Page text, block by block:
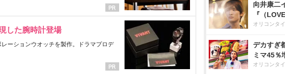
した腕時計登場
ーションウオッチを製作。ドラマプロデ
向井康二
『（
オリコンタ
デカすぎ
ミマ45％
オリコンタ